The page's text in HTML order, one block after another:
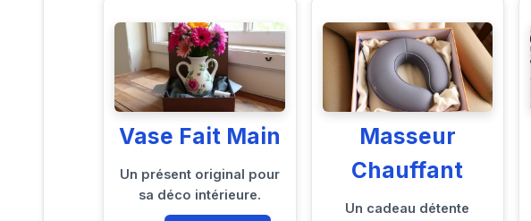
Vase Fait Main
Un présent original pour
sa déco intérieure.
Masseur
Chauffant
Un cadeau détente